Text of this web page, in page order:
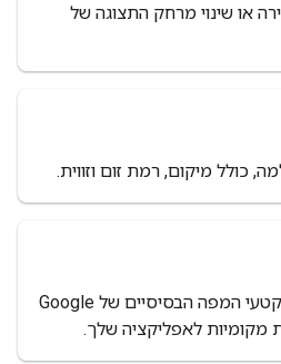
או שינוי מרחק התצוגה של
כולל מיקום, רמת זום וזווית.
ניתן להוסיף תמונות מעל קטעי המפה הבסיסיים של Google
מקומיות לאפליקציה שלך.